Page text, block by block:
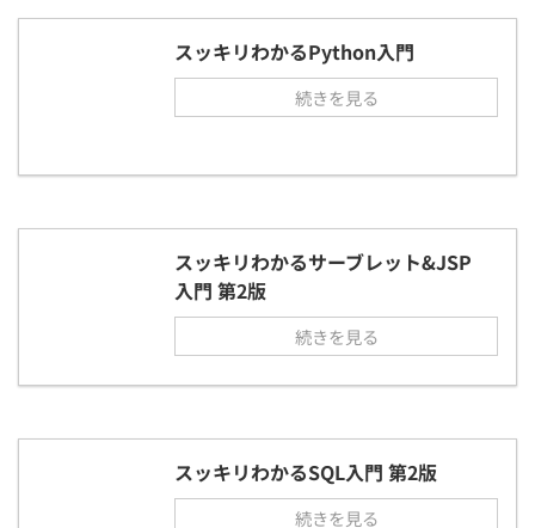
スッキリわかるPython入門
続きを見る
スッキリわかるサーブレット&JSP
入門 第2版
続きを見る
スッキリわかるSQL入門 第2版
続きを見る